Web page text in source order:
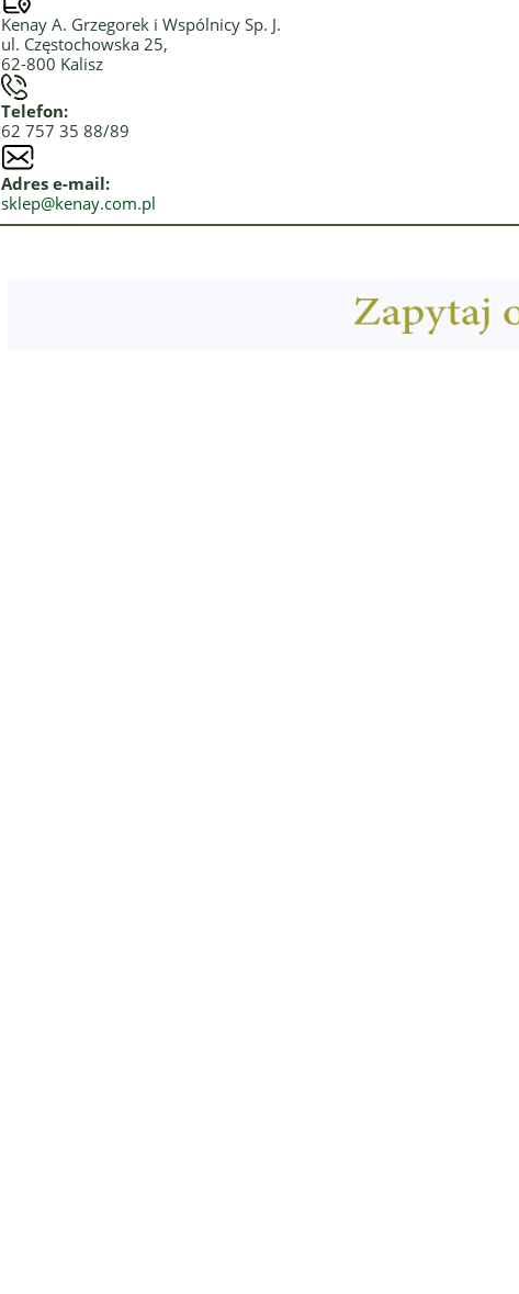
Kenay A. Grzegorek i Wspólnicy Sp. J.
ul. Częstochowska 25,
62-800 Kalisz
Telefon:
62 757 35 88/89
Adres e-mail:
sklep@kenay.com.pl